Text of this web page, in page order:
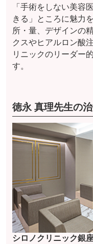
「手術をしない美容
きる」ところに魅力
所・量、デザインの
クスやヒアルロン酸
リニックのリーダー
す。
徳永 真理先生の
シロノクリニック銀